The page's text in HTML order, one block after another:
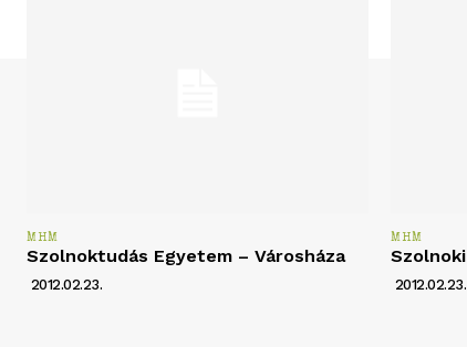
MHM
Szolnoktudás Egyetem – Városháza
2012.02.23.
MHM
2012.02.23.